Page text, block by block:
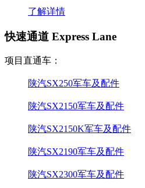
了解详情
快速通道 Express Lane
项目直通车：
陕汽SX250军车及配件
陕汽SX2150军车及配件
陕汽SX2150K军车及配件
陕汽SX2190军车及配件
陕汽SX2300军车及配件